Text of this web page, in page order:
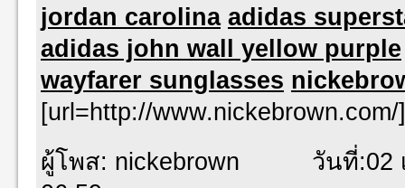
jordan carolina adidas
adidas john wall yellow purple
wayfarer sunglasses
[url=http://
ผู้โพส: nickebrown วันที่:02 เ